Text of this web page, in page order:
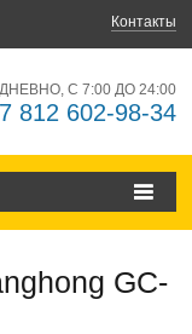
Контакты
С 7:00 ДО 24:00
812 602-98-34
GC-